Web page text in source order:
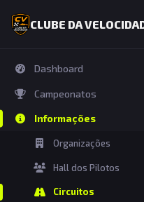
CLUBE DA
Dashboard
Campeonatos
Temporadas Abertas
Temporadas
Próximas Etapas
Resultados
Informações
Organizações
Hall dos Pilotos
Circuitos